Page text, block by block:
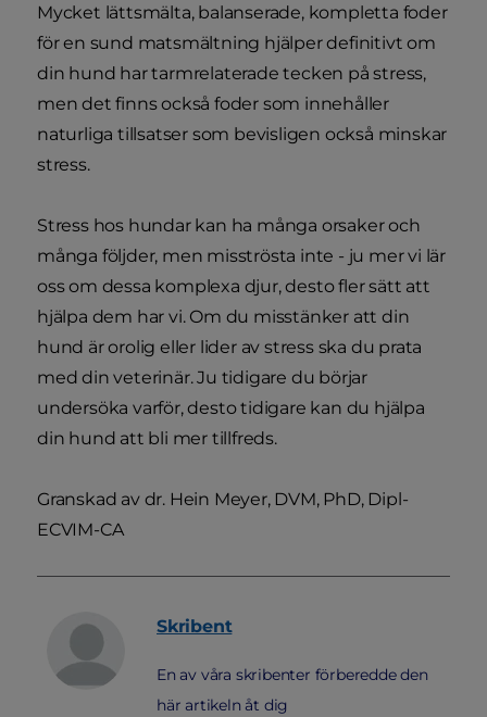
Mycket lättsmälta, balanserade, kompletta foder
för en sund matsmältning hjälper definitivt om
din hund har tarmrelaterade tecken på stress,
men det finns också foder som innehåller
naturliga tillsatser som bevisligen också minskar
stress.
Stress hos hundar kan ha många orsaker och
många följder, men misströsta inte - ju mer vi lär
oss om dessa komplexa djur, desto fler sätt att
hjälpa dem har vi. Om du misstänker att din
hund är orolig eller lider av stress ska du prata
med din veterinär. Ju tidigare du börjar
undersöka varför, desto tidigare kan du hjälpa
din hund att bli mer tillfreds.
Granskad av dr. Hein Meyer, DVM, PhD, Dipl-
ECVIM-CA
Skribent
En av våra skribenter förberedde den
här artikeln åt dig